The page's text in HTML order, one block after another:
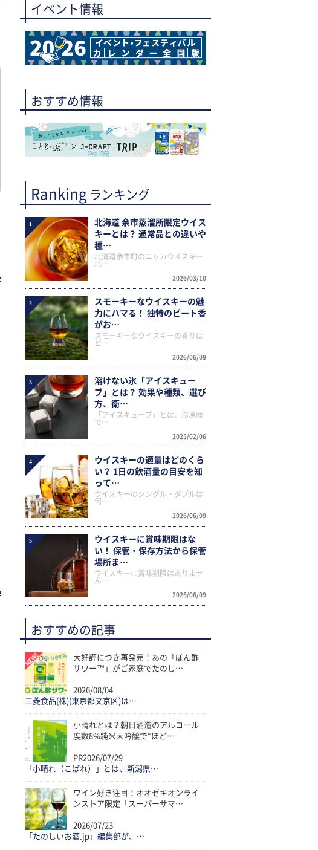
イベント情報
おすすめ情報
Ranking ランキング
1
北海道 余市蒸溜所限定ウイス
キーとは？ 通常品との違いや
種…
2026/03/10
北海道余市町のニッカウヰスキー
北…
2
スモーキーなウイスキーの魅
力にハマる！ 独特のピート香
がお…
2026/06/09
スモーキーなウイスキーの香りは
ピ…
3
溶けない氷「アイスキュー
ブ」とは？ 効果や種類、選び
方、衛…
2025/02/06
「アイスキューブ」とは、冷凍庫
で…
4
ウイスキーの適量はどのくら
い？ 1日の飲酒量の目安を知
って…
2026/06/09
ウイスキーのシングル・ダブルは
何…
5
ウイスキーに賞味期限はな
い！ 保管・保存方法から保管
場所ま…
2026/06/09
ウイスキーに賞味期限はありませ
ん…
おすすめの記事
大好評につき再発売！あの「ぽん酢
サワー™」がご家庭でたのし…
2026/08/04
三菱食品(株)(東京都文京区)は…
小晴れとは？朝日酒造のアルコール
度数8%純米大吟醸で“ほど…
PR2026/07/29
「小晴れ（こばれ）」とは、新潟県…
ワイン好き注目！オオゼキオンライ
ンストア限定「スーパーサマ…
2026/07/23
「たのしいお酒.jp」編集部が、…